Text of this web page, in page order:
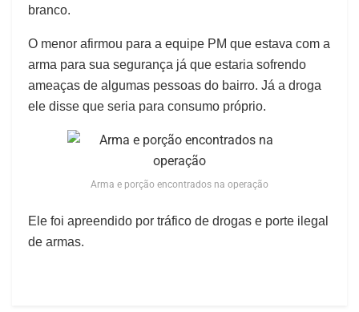
branco.
O menor afirmou para a equipe PM que estava com a
arma para sua segurança já que estaria sofrendo
ameaças de algumas pessoas do bairro. Já a droga
ele disse que seria para consumo próprio.
Arma e porção encontrados na operação
Ele foi apreendido por tráfico de drogas e porte ilegal
de armas.